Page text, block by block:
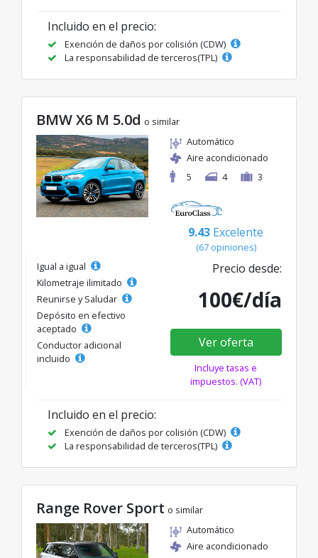
Incluido en el precio:
Exención de daños por colisión (CDW)
La responsabilidad de terceros(TPL)
BMW X6 M 5.0d o similar
Automático
Aire acondicionado
5
4 3
9.43 Excelente
(67 opiniones)
Igual a igual
Kilometraje ilimitado
Reunirse y Saludar
Depósito en efectivo
aceptado
Conductor adicional
incluido
Precio desde:
100€/día
Ver oferta
Incluye tasas e
impuestos. (VAT)
Incluido en el precio:
Exención de daños por colisión (CDW)
La responsabilidad de terceros(TPL)
Range Rover Sport o similar
Automático
Aire acondicionado